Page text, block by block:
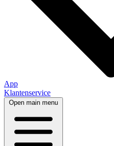
App
Klantenservice
Open main menu